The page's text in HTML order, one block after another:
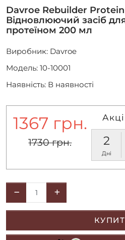
Davroe Rebuilder
Відновлюючий засіб
протеїном 200 мл
Виробник: Davroe
Модель: 10-10001
Наявність: В наявності
1367 грн.
1730 грн. 2
Дні